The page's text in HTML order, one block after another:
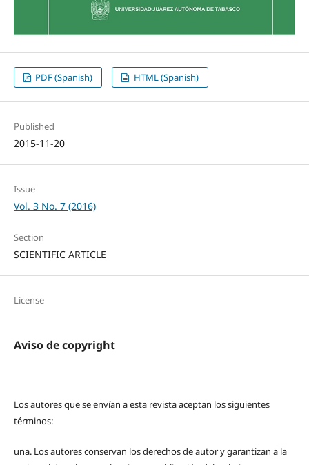
PDF (Spanish) HTML (Spanish)
Published
2015-11-20
Issue
Vol. 3 No. 7 (2016)
Section
SCIENTIFIC ARTICLE
License
Aviso de copyright
Los autores que se envían a esta revista aceptan los siguientes
términos:
una. Los autores conservan los derechos de autor y garantizan a la